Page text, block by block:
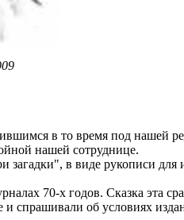
в то время под нашей
нашей сотруднице.
в виде рукописи для
70-х годов. Сказка эта
спрашивали об условиях